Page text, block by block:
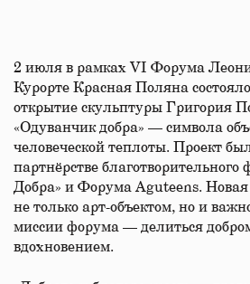
2 июля в рамках VI Форума
Курорте Красная Поляна
открытие скульптуры Григория
«Одуванчик добра» — символа
человеческой теплоты. Проект
партнёрстве благотворительного
Добра» и Форума Aguteens. Новая
не только арт-объектом, но и
миссии форума — делиться
вдохновением.